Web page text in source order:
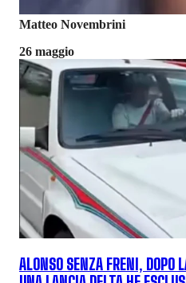
Matteo Novembrini
26 maggio
ALONSO SENZA FRENI, DOPO